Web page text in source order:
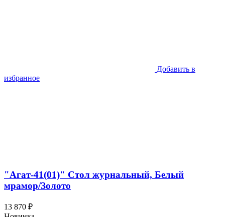
Добавить в
избранное
"Агат-41(01)" Стол журнальный, Белый
мрамор/Золото
13 870 ₽